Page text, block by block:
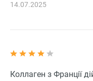
14.07.2025
Коллаген з Франції